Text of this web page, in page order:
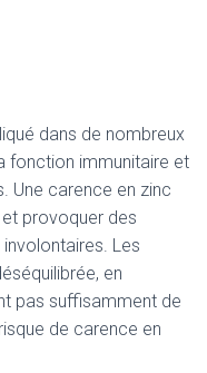
dans de nombreux
fonction immunitaire et
Une carence en zinc
provoquer des
Les
en
pas suffisamment de
de carence en